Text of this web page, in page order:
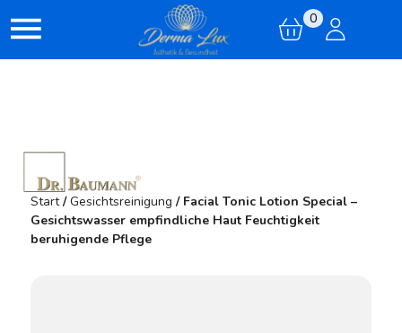
0
Start/Gesichtsreinigung / Facial Tonic Lotion Special –
Gesichtswasser empfindliche Haut Feuchtigkeit
beruhigende Pflege